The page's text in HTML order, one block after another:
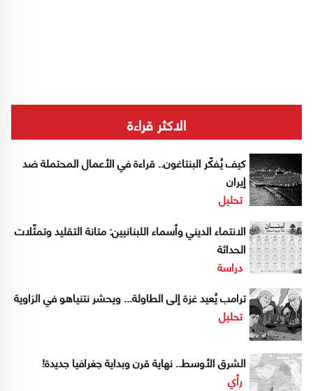
الاكثر قراءة
كيف يُفكّر البنتاغون.. قراءة في الأعمال المحتملة ضد
إيران
تحليل
الانتماء الديني وأسماء اللبنانيين: متانة التقليد وتمثّلات
الحداثة
دراسة
ترامب يُعيد غزة إلى الطاولة... ويحشر نتنياهو في الزاوية
تحليل
الشرق الأوسط.. نهاية قرن وبداية جغرافيا جديدة!
رأي